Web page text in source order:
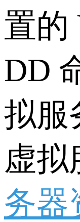
置的
DD
拟服
虚拟
务器